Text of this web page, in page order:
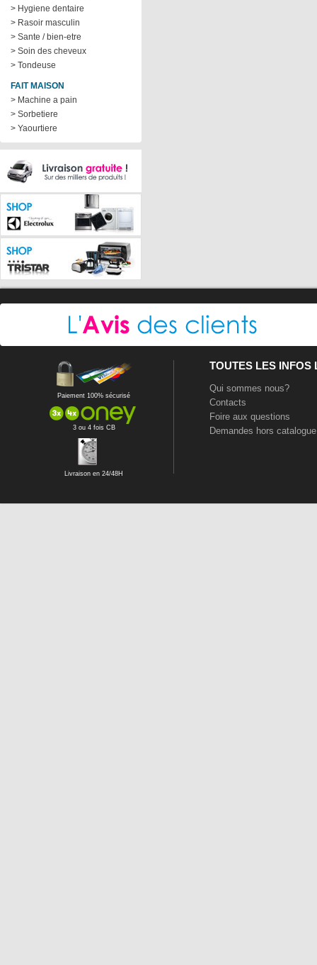
> Hygiene dentaire
> Rasoir masculin
> Sante / bien-etre
> Soin des cheveux
> Tondeuse
FAIT MAISON
> Machine a pain
> Sorbetiere
> Yaourtiere
Paiement 100% sécurisé
3 ou 4 fois CB
Livraison en 24/48H
TOUTES LES INFOS
Qui sommes nous?
Contacts
Foire aux questions
Demandes hors catalogue